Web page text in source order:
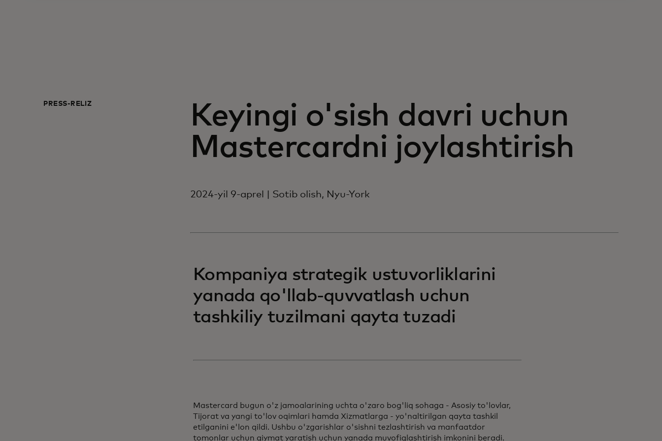
PRESS-RELIZ
Keyingi o'sish davri uchun
Mastercardni joylashtirish
2024-yil 9-aprel | Sotib olish, Nyu-York
Kompaniya strategik ustuvorliklarini
yanada qo'llab-quvvatlash uchun
tashkiliy tuzilmani qayta tuzadi
Mastercard bugun o'z jamoalarining uchta o'zaro bog'liq sohaga - Asosiy to'lovlar,
Tijorat va yangi to'lov oqimlari hamda Xizmatlarga - yo'naltirilgan qayta tashkil
etilganini e'lon qildi. Ushbu o'zgarishlar o'sishni tezlashtirish va manfaatdor
tomonlar uchun qiymat yaratish uchun yanada muvofiqlashtirish imkonini beradi.